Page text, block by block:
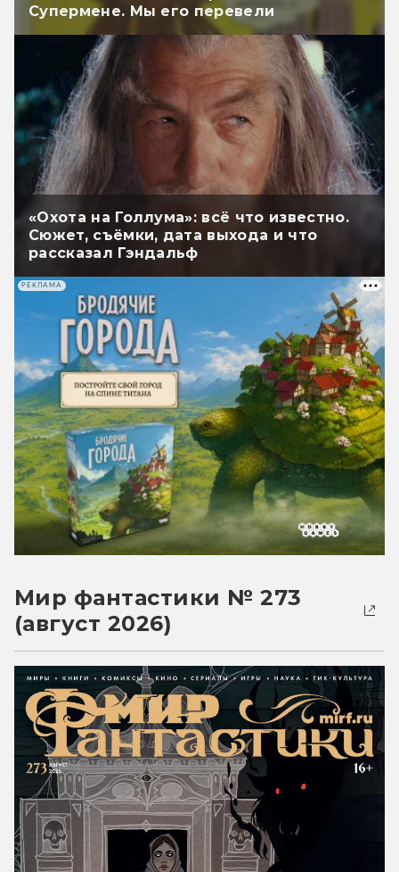
Супермене. Мы его перевели
«Охота на Голлума»: всё что известно.
Сюжет, съёмки, дата выхода и что
рассказал Гэндальф
РЕКЛАМА
Мир фантастики № 273
(август 2026)